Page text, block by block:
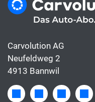
Carvolution AG
Neufeldweg 2
4913 Bannwil